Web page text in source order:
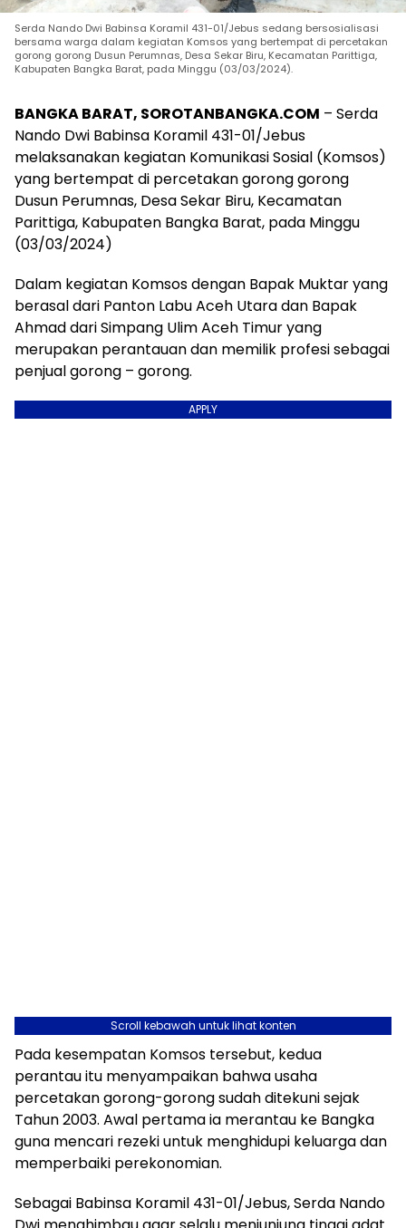
Serda Nando Dwi Babinsa Koramil 431-01/Jebus sedang bersosialisasi
bersama warga dalam kegiatan Komsos yang bertempat di percetakan
gorong gorong Dusun Perumnas, Desa Sekar Biru, Kecamatan Parittiga,
Kabupaten Bangka Barat, pada Minggu (03/03/2024).
BANGKA BARAT, SOROTANBANGKA.COM – Serda
Nando Dwi Babinsa Koramil 431-01/Jebus
melaksanakan kegiatan Komunikasi Sosial (Komsos)
yang bertempat di percetakan gorong gorong
Dusun Perumnas, Desa Sekar Biru, Kecamatan
Parittiga, Kabupaten Bangka Barat, pada Minggu
(03/03/2024)
Dalam kegiatan Komsos dengan Bapak Muktar yang
berasal dari Panton Labu Aceh Utara dan Bapak
Ahmad dari Simpang Ulim Aceh Timur yang
merupakan perantauan dan memilik profesi sebagai
penjual gorong – gorong.
APPLY
Scroll kebawah untuk lihat konten
Pada kesempatan Komsos tersebut, kedua
perantau itu menyampaikan bahwa usaha
percetakan gorong-gorong sudah ditekuni sejak
Tahun 2003. Awal pertama ia merantau ke Bangka
guna mencari rezeki untuk menghidupi keluarga dan
memperbaiki perekonomian.
Sebagai Babinsa Koramil 431-01/Jebus, Serda Nando